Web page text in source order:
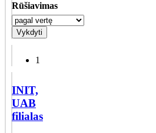
Rūšiavimas
Vykdyti
1
INIT,
UAB
filialas